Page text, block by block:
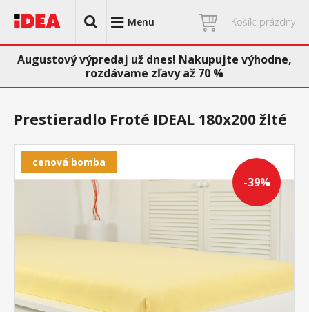
Menu Košík: prázdny
Augustový výpredaj už dnes! Nakupujte výhodne,
rozdávame zľavy až 70 %
-39%
cenová bomba
Prestieradlo Froté IDEAL 180x200 žlté